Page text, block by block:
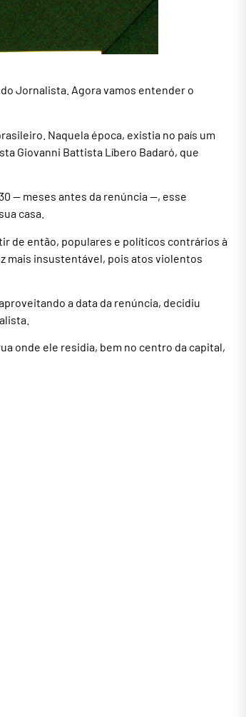
Jornalista. Agora vamos entender o
Naquela época, existia no país um
Giovanni Battista Líbero Badaró, que
— meses antes da renúncia —, esse
casa.
de então, populares e políticos contrários à
mais insustentável, pois atos violentos
a data da renúncia, decidiu
onde ele residia, bem no centro da capital,